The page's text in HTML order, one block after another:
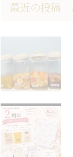
最近の投稿